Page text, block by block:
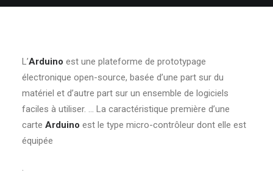
L’Arduino est une plateforme de prototypage
électronique open-source, basée d’une part sur du
matériel et d’autre part sur un ensemble de logiciels
faciles à utiliser. … La caractéristique première d’une
carte Arduino est le type micro-contrôleur dont elle est
équipée
.